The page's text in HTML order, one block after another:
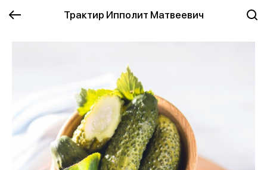
Трактир Ипполит Матвеевич